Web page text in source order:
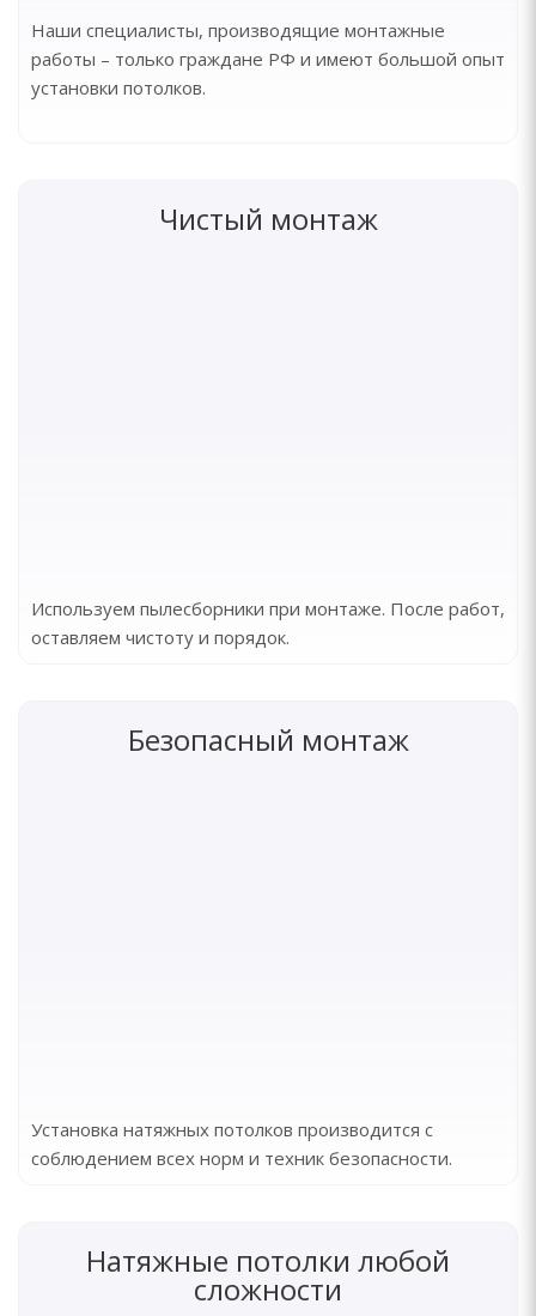
Наши специалисты, производящие монтажные
работы – только граждане РФ и имеют большой опыт
установки потолков.
Чистый монтаж
Используем пылесборники при монтаже. После работ,
оставляем чистоту и порядок.
Безопасный монтаж
Установка натяжных потолков производится с
соблюдением всех норм и техник безопасности.
Натяжные потолки любой
сложности